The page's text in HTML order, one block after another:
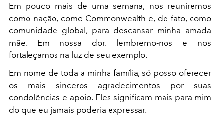
Em pouco mais de uma semana, nos reuniremos
como nação, como Commonwealth e, de fato, como
comunidade global, para descansar minha amada
mãe. Em nossa dor, lembremo-nos e nos
fortaleçamos na luz de seu exemplo.
Em nome de toda a minha família, só posso oferecer
os mais sinceros agradecimentos por suas
condolências e apoio. Eles significam mais para mim
do que eu jamais poderia expressar.